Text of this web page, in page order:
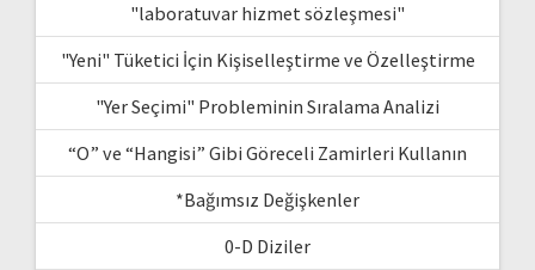
"laboratuvar hizmet sözleşmesi"
"Yeni" Tüketici İçin Kişiselleştirme ve Özelleştirme
"Yer Seçimi" Probleminin Sıralama Analizi
“O” ve “Hangisi” Gibi Göreceli Zamirleri Kullanın
*Bağımsız Değişkenler
0-D Diziler